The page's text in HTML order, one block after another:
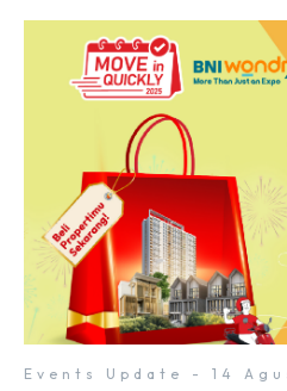
Events Update - 14